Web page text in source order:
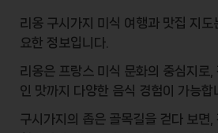
리옹 구시가지 미식 여행과 맛집 지도
요한 정보입니다.
리옹은 프랑스 미식 문화의 중심지로,
인 맛까지 다양한 음식 경험이 가능합
구시가지의 좁은 골목길을 걷다 보면,